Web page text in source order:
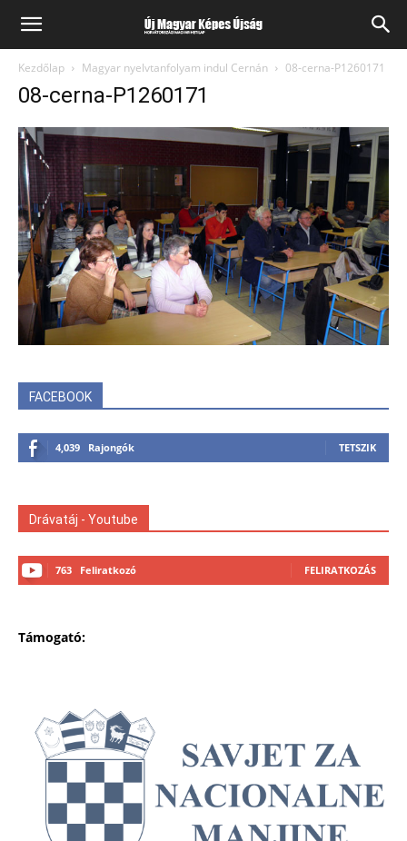
Kezdőlap Magyar nyelvtanfolyam indul Cernán 08-cerna-P1260171
08-cerna-P1260171
FACEBOOK
4,039 Rajongók TETSZIK
Drávatáj - Youtube
763 Feliratkozó FELIRATKOZÁS
Támogató: